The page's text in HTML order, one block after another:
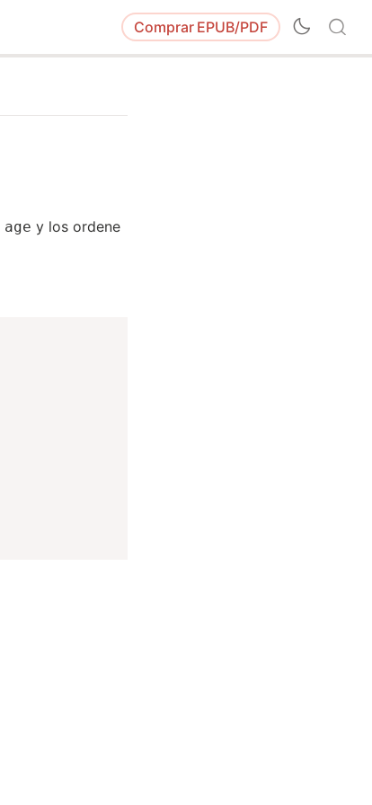
Comprar EPUB/PDF
age y los ordene